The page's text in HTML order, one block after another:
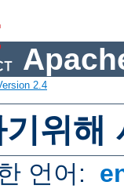
2.4
위해
언어: